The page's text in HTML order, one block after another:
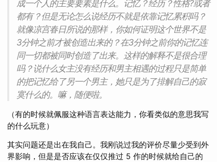
成一个人的主要要素是什么。记忆？经历？性格?或者
都有？但是无论怎么说经历不就是依靠记忆累积吗？
就像凉宫春日所说的那样，你如何证明这个世界不是
3分钟之前才被创造出来的？在3分钟之前你的记忆连
同一切都被同时创造了出来。这样的解释不是很合理
吗？说什么女主没有经历和男主相遇的过程只是简单
的把记忆给了另一个男主，她只是为了排解自己的寂
寞什么的。嘛，随便啦。
（有的时候就佩服这种语言表达能力，你看类似的意思我写
的什么玩意）
其实问题还是出在我自己。我刚说过我的评价尽量少受到外
界影响，但是是否应该在仅仅推过 5 作的时候就给自己的